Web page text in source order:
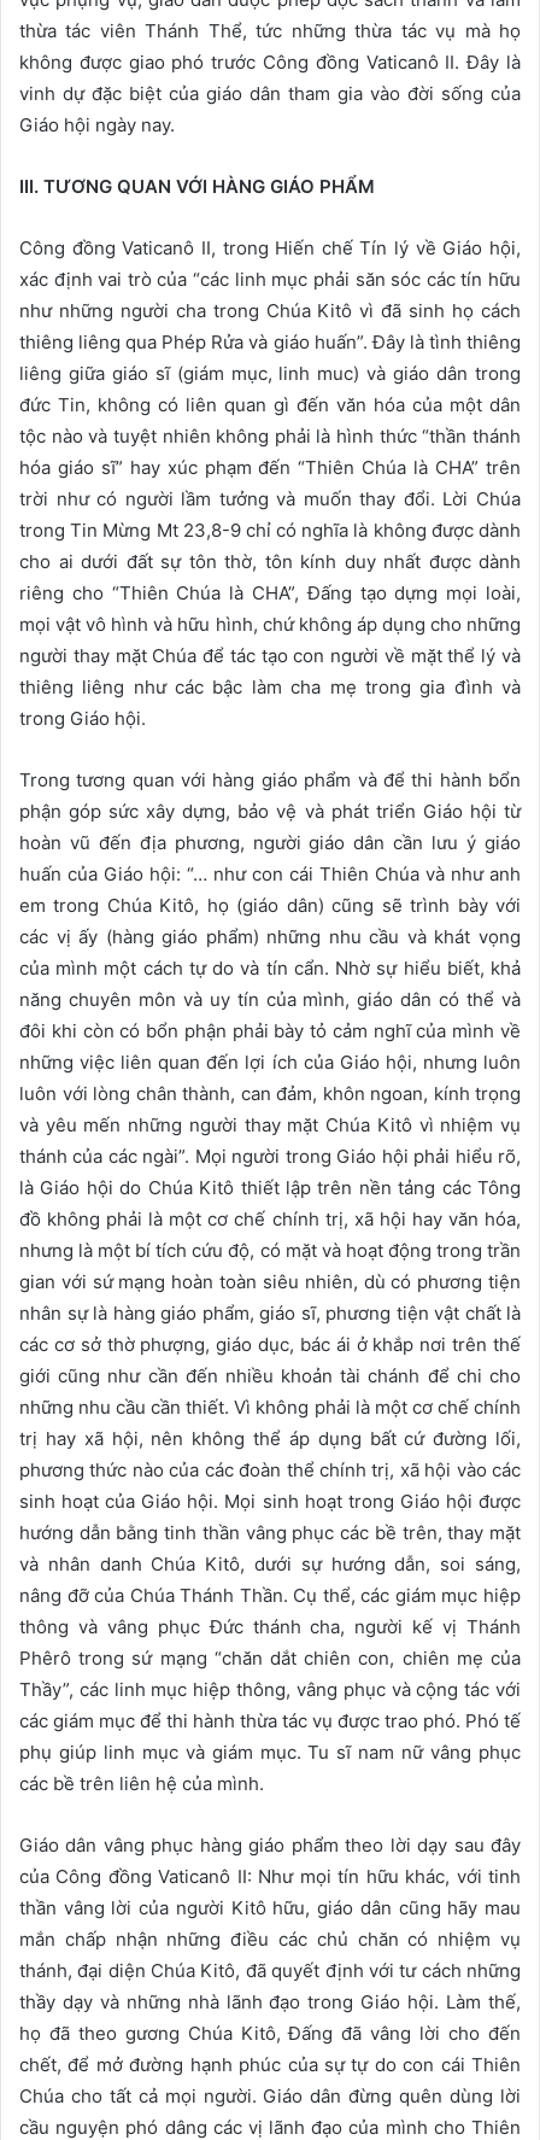
thừa tác viên Thánh Thể, tức những thừa tác vụ mà họ
không được giao phó trước Công đồng Vaticanô II. Đây là
vinh dự đặc biệt của giáo dân tham gia vào đời sống của
Giáo hội ngày nay.
III. TƯƠNG QUAN VỚI HÀNG GIÁO PHẨM
Công đồng Vaticanô II, trong Hiến chế Tín lý về Giáo hội,
xác định vai trò của “các linh mục phải săn sóc các tín hữu
như những người cha trong Chúa Kitô vì đã sinh họ cách
thiêng liêng qua Phép Rửa và giáo huấn”. Đây là tình thiêng
liêng giữa giáo sĩ (giám mục, linh muc) và giáo dân trong
đức Tin, không có liên quan gì đến văn hóa của một dân
tộc nào và tuyệt nhiên không phải là hình thức “thần thánh
hóa giáo sĩ” hay xúc phạm đến “Thiên Chúa là CHA” trên
trời như có người lầm tưởng và muốn thay đổi. Lời Chúa
trong Tin Mừng Mt 23,8-9 chỉ có nghĩa là không được dành
cho ai dưới đất sự tôn thờ, tôn kính duy nhất được dành
riêng cho “Thiên Chúa là CHA”, Đấng tạo dựng mọi loài,
mọi vật vô hình và hữu hình, chứ không áp dụng cho những
người thay mặt Chúa để tác tạo con người về mặt thể lý và
thiêng liêng như các bậc làm cha mẹ trong gia đình và
trong Giáo hội.
Trong tương quan với hàng giáo phẩm và để thi hành bổn
phận góp sức xây dựng, bảo vệ và phát triển Giáo hội từ
hoàn vũ đến địa phương, người giáo dân cần lưu ý giáo
huấn của Giáo hội: “… như con cái Thiên Chúa và như anh
em trong Chúa Kitô, họ (giáo dân) cũng sẽ trình bày với
các vị ấy (hàng giáo phẩm) những nhu cầu và khát vọng
của mình một cách tự do và tín cẩn. Nhờ sự hiểu biết, khả
năng chuyên môn và uy tín của mình, giáo dân có thể và
đôi khi còn có bổn phận phải bày tỏ cảm nghĩ của mình về
những việc liên quan đến lợi ích của Giáo hội, nhưng luôn
luôn với lòng chân thành, can đảm, khôn ngoan, kính trọng
và yêu mến những người thay mặt Chúa Kitô vì nhiệm vụ
thánh của các ngài”. Mọi người trong Giáo hội phải hiểu rõ,
là Giáo hội do Chúa Kitô thiết lập trên nền tảng các Tông
đồ không phải là một cơ chế chính trị, xã hội hay văn hóa,
nhưng là một bí tích cứu độ, có mặt và hoạt động trong trần
gian với sứ mạng hoàn toàn siêu nhiên, dù có phương tiện
nhân sự là hàng giáo phẩm, giáo sĩ, phương tiện vật chất là
các cơ sở thờ phượng, giáo dục, bác ái ở khắp nơi trên thế
giới cũng như cần đến nhiều khoản tài chánh để chi cho
những nhu cầu cần thiết. Vì không phải là một cơ chế chính
trị hay xã hội, nên không thể áp dụng bất cứ đường lối,
phương thức nào của các đoàn thể chính trị, xã hội vào các
sinh hoạt của Giáo hội. Mọi sinh hoạt trong Giáo hội được
hướng dẫn bằng tinh thần vâng phục các bề trên, thay mặt
và nhân danh Chúa Kitô, dưới sự hướng dẫn, soi sáng,
nâng đỡ của Chúa Thánh Thần. Cụ thể, các giám mục hiệp
thông và vâng phục Đức thánh cha, người kế vị Thánh
Phêrô trong sứ mạng “chăn dắt chiên con, chiên mẹ của
Thầy”, các linh mục hiệp thông, vâng phục và cộng tác với
các giám mục để thi hành thừa tác vụ được trao phó. Phó tế
phụ giúp linh mục và giám mục. Tu sĩ nam nữ vâng phục
các bề trên liên hệ của mình.
Giáo dân vâng phục hàng giáo phẩm theo lời dạy sau đây
của Công đồng Vaticanô II: Như mọi tín hữu khác, với tinh
thần vâng lời của người Kitô hữu, giáo dân cũng hãy mau
mắn chấp nhận những điều các chủ chăn có nhiệm vụ
thánh, đại diện Chúa Kitô, đã quyết định với tư cách những
thầy dạy và những nhà lãnh đạo trong Giáo hội. Làm thế,
họ đã theo gương Chúa Kitô, Đấng đã vâng lời cho đến
chết, để mở đường hạnh phúc của sự tự do con cái Thiên
Chúa cho tất cả mọi người. Giáo dân đừng quên dùng lời
cầu nguyện phó dâng các vị lãnh đạo của mình cho Thiên